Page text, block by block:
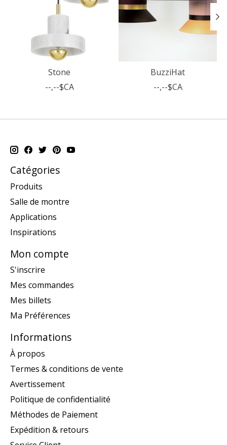
Stone
--,--$CA
BuzziHat
--,--$CA
Catégories
Produits
Salle de montre
Applications
Inspirations
Mon compte
S'inscrire
Mes commandes
Mes billets
Ma Préférences
Informations
À propos
Termes & conditions de vente
Avertissement
Politique de confidentialité
Méthodes de Paiement
Expédition & retours